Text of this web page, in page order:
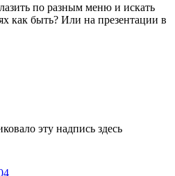
по разным меню и искать
как быть? Или на презентации в
эту надпись здесь